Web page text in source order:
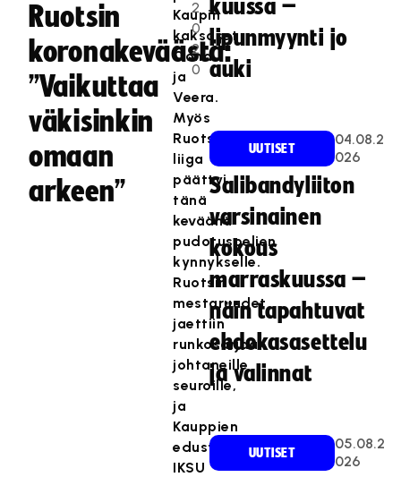
Ruotsin
koronakeväästä:
”Vaikuttaa
väkisinkin
omaan
arkeen”
2
0
2
0
Kaupin
kaksoset
Oona
ja
Veera.
Myös
Ruotsin
liiga
päättyi
tänä
keväänä
pudotuspelien
kynnykselle.
Ruotsin
mestaruudet
jaettiin
runkosarjaa
johtaneille
seuroille,
ja
Kauppien
edustama
IKSU
kuussa –
lipunmyynti jo
auki
UUTISET
04.08.2
026
Salibandyliiton
varsinainen
kokous
marraskuussa –
näin tapahtuvat
ehdokasasettelu
ja valinnat
UUTISET
05.08.2
026